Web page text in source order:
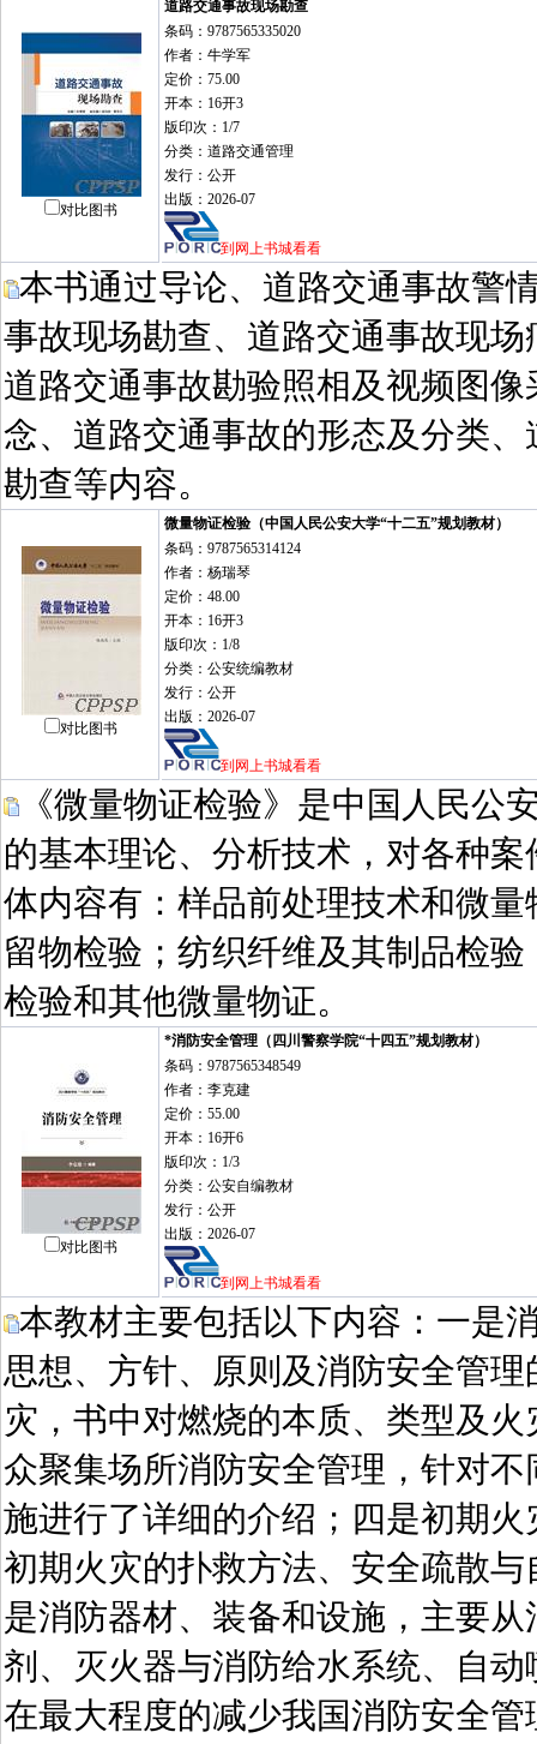
对比图书
道路交通事故现场勘查
条码：9787565335020
作者：牛学军
定价：75.00
开本：16开3
版印次：1/7
分类：道路交通管理
发行：公开
出版：2026-07
到网上书城看看
本书通过导论、道路交通事故警
事故现场勘查、道路交通事故现
道路交通事故勘验照相及视频图
念、道路交通事故的形态及分类
勘查等内容。
对比图书
微量物证检验（中国人民公安大学“十二五”规划教材）
条码：9787565314124
作者：杨瑞琴
定价：48.00
开本：16开3
版印次：1/8
分类：公安统编教材
发行：公开
出版：2026-07
到网上书城看看
《微量物证检验》是中国人民公
的基本理论、分析技术，对各种
体内容有：样品前处理技术和微
留物检验；纺织纤维及其制品检
检验和其他微量物证。
对比图书
*消防安全管理（四川警察学院“十四五”规划教材）
条码：9787565348549
作者：李克建
定价：55.00
开本：16开6
版印次：1/3
分类：公安自编教材
发行：公开
出版：2026-07
到网上书城看看
本教材主要包括以下内容：一是
思想、方针、原则及消防安全管
灾，书中对燃烧的本质、类型及
众聚集场所消防安全管理，针对
施进行了详细的介绍；四是初期
初期火灾的扑救方法、安全疏散
是消防器材、装备和设施，主要
剂、灭火器与消防给水系统、自
在最大程度的减少我国消防安全